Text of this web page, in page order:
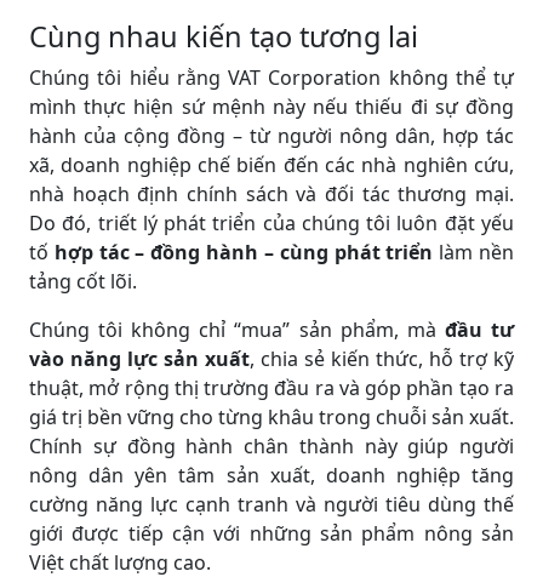
Cùng nhau kiến tạo tương lai
Chúng tôi hiểu rằng VAT Corporation không thể tự
mình thực hiện sứ mệnh này nếu thiếu đi sự đồng
hành của cộng đồng – từ người nông dân, hợp tác
xã, doanh nghiệp chế biến đến các nhà nghiên cứu,
nhà hoạch định chính sách và đối tác thương mại.
Do đó, triết lý phát triển của chúng tôi luôn đặt yếu
tố hợp tác – đồng hành – cùng phát triển làm nền
tảng cốt lõi.
Chúng tôi không chỉ “mua” sản phẩm, mà đầu tư
vào năng lực sản xuất, chia sẻ kiến thức, hỗ trợ kỹ
thuật, mở rộng thị trường đầu ra và góp phần tạo ra
giá trị bền vững cho từng khâu trong chuỗi sản xuất.
Chính sự đồng hành chân thành này giúp người
nông dân yên tâm sản xuất, doanh nghiệp tăng
cường năng lực cạnh tranh và người tiêu dùng thế
giới được tiếp cận với những sản phẩm nông sản
Việt chất lượng cao.